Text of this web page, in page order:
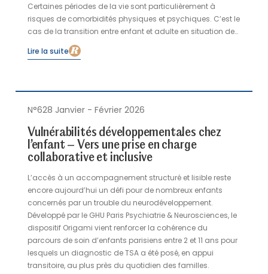
Certaines périodes de la vie sont particulièrement à
risques de comorbidités physiques et psychiques. C’est le
cas de la transition entre enfant et adulte en situation de
handicap sévère. Il y a, à cette période, pour l’adulte en
construction et pour ses parents, des risques graves de
l’impact du parcours de santé sur le projet de vie 1.
Lire la suite
N°628 Janvier - Février 2026
Vulnérabilités développementales chez
l’enfant – Vers une prise en charge
collaborative et inclusive
L’accès à un accompagnement structuré et lisible reste
encore aujourd’hui un défi pour de nombreux enfants
concernés par un trouble du neurodéveloppement.
Développé par le GHU Paris Psychiatrie & Neurosciences, le
dispositif Origami vient renforcer la cohérence du
parcours de soin d’enfants parisiens entre 2 et 11 ans pour
lesquels un diagnostic de TSA a été posé, en appui
transitoire, au plus près du quotidien des familles.